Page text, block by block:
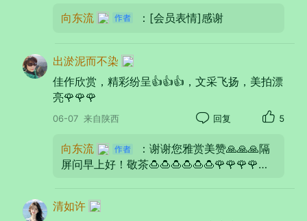
器材：Apple
iPhone 16 Plus
光圈：f/2.2 快门：1/99 焦距：
向东流 ：[会员表情]感谢
出淤泥而不染
佳作欣赏，精彩纷呈👍👍👍，文采飞扬，美拍漂
亮🌹🌹🌹
06-07 来自陕西 回复 5
向东流
：谢谢您雅赏美赞🙏🙏🙏隔
屏问早上好！敬茶🍮🍮🍮🍮🍮🍮🌹🌹🌹🌹🌹
清如许